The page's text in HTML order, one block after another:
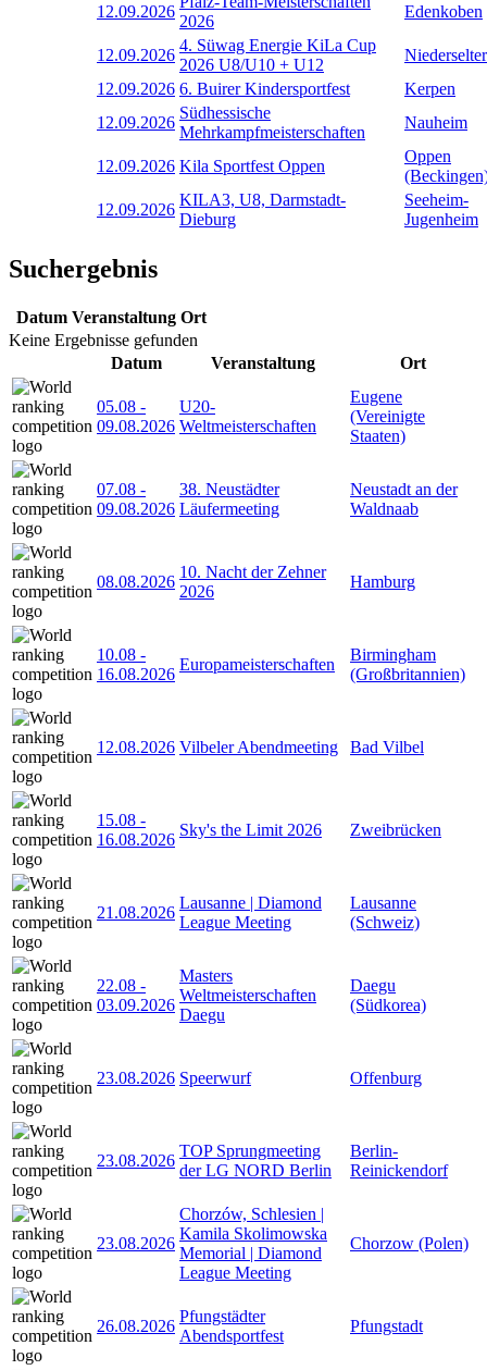
12.09.2026
2026
Edenkoben
12.09.2026
4. Süwag Energie KiLa Cup
2026 U8/U10 + U12
12.09.2026 6. Buirer Kindersportfest
Kerpen
12.09.2026
Südhessische
Mehrkampfmeisterschaften
Nauheim
12.09.2026 Kila Sportfest Oppen
Oppen
12.09.2026
KILA3, U8, Darmstadt-
Dieburg
Seeheim-
Jugenheim
Suchergebnis
Datum Veranstaltung Ort
Keine Ergebnisse gefunden
Datum
Veranstaltung Ort
05.08 -
09.08.2026
U20-
Weltmeisterschaften
Eugene
(Vereinigte
Staaten)
07.08 -
09.08.2026
38. Neustädter
Läufermeeting
Neustadt an der
Waldnaab
08.08.2026
10. Nacht der Zehner
2026
Hamburg
10.08 -
16.08.2026
Europameisterschaften
Birmingham
(Großbritannien)
12.08.2026 Vilbeler Abendmeeting Bad Vilbel
15.08 -
16.08.2026
Sky's the Limit 2026 Zweibrücken
21.08.2026
Lausanne | Diamond
League Meeting
Lausanne
(Schweiz)
22.08 -
03.09.2026
Masters
Weltmeisterschaften
Daegu
Daegu
(Südkorea)
23.08.2026 Speerwurf Offenburg
23.08.2026
TOP Sprungmeeting
der LG NORD Berlin
Berlin-
Reinickendorf
23.08.2026
Chorzów, Schlesien |
Kamila Skolimowska
Memorial | Diamond
League Meeting
Chorzow (Polen)
26.08.2026
Pfungstädter
Abendsportfest
Pfungstadt